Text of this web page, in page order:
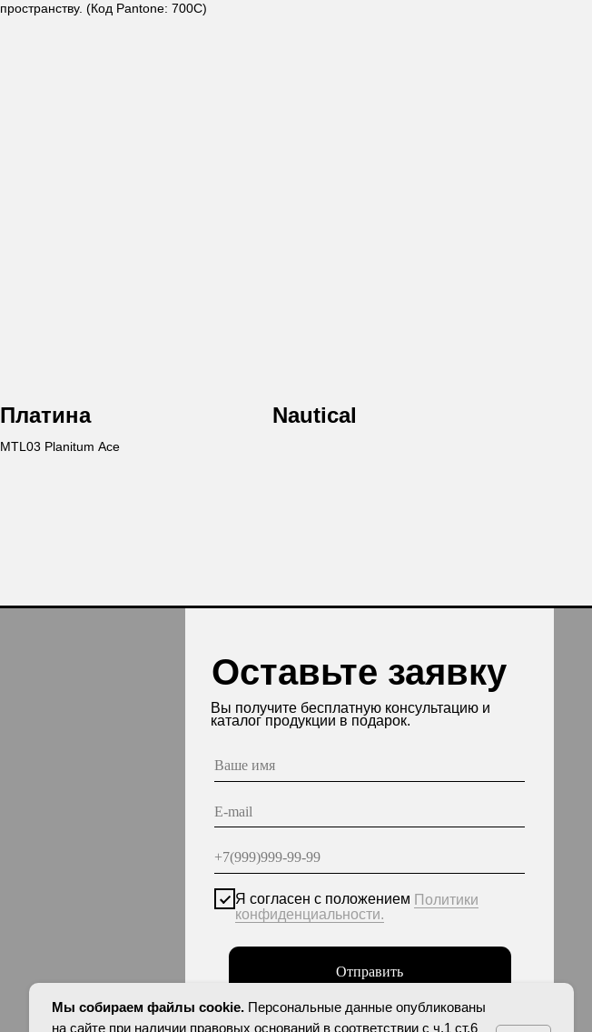
пространству. (Код Pantone: 700C)
Платина
MTL03 Planitum Ace
Nautical
Отправить
оснований в соответствии с ч.1 ст.6 и ст.10.1 152-ФЗ. Субъектами
установлены запреты на обработку неограниченных кругом лиц
опубликованных персональных данных.
Мы собираем файлы cookie. Персональные данные опубликованы
на сайте при наличии правовых оснований в соответствии с ч.1 ст.6